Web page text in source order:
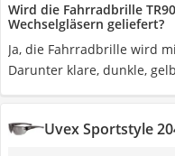
Wird die Fahrradbrille
Wechselgläsern geliefert?
Ja, die Fahrradbrille wird
Darunter klare, dunkle,
Uvex Sportstyle